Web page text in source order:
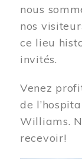
nous
nos
ce lieu
invités.
Venez
de
Williams.
recevoir!